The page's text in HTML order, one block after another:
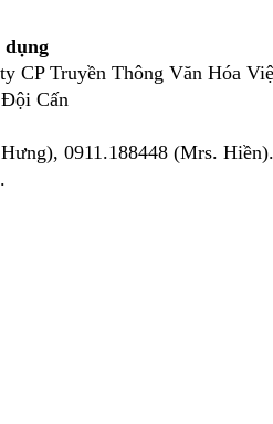
dụng
CP Truyền Thông Văn Hóa
Cấn
0911.188448 (Mrs. Hiền).
.